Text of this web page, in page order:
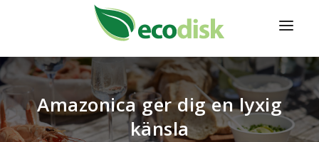
HEM
PRODUKTER
TJÄNSTER
Amazonica ger dig en lyxig
känsla